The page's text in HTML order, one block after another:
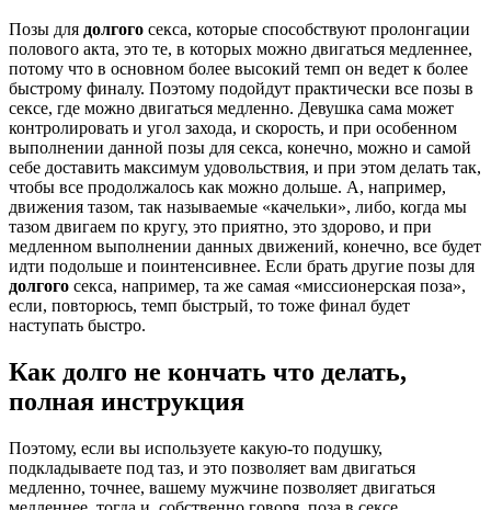
Позы для долгого секса, которые способствуют пролонгации
полового акта, это те, в которых можно двигаться медленнее,
потому что в основном более высокий темп он ведет к более
быстрому финалу. Поэтому подойдут практически все позы в
сексе, где можно двигаться медленно. Девушка сама может
контролировать и угол захода, и скорость, и при особенном
выполнении данной позы для секса, конечно, можно и самой
себе доставить максимум удовольствия, и при этом делать так,
чтобы все продолжалось как можно дольше. А, например,
движения тазом, так называемые «качельки», либо, когда мы
тазом двигаем по кругу, это приятно, это здорово, и при
медленном выполнении данных движений, конечно, все будет
идти подольше и поинтенсивнее. Если брать другие позы для
долгого секса, например, та же самая «миссионерская поза»,
если, повторюсь, темп быстрый, то тоже финал будет
наступать быстро.
Как долго не кончать что делать,
полная инструкция
Поэтому, если вы используете какую-то подушку,
подкладываете под таз, и это позволяет вам двигаться
медленно, точнее, вашему мужчине позволяет двигаться